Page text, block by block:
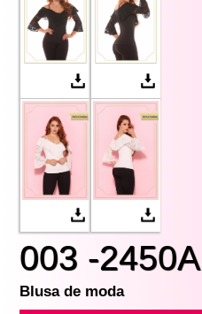
003 -2450A
Blusa de moda